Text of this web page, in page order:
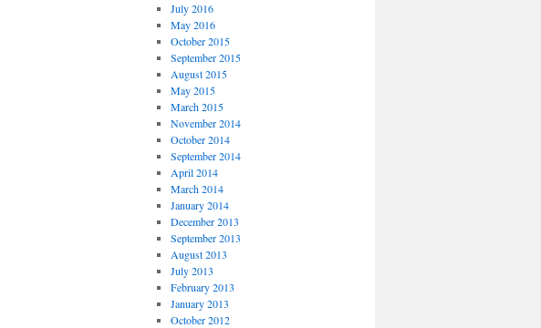
July 2016
May 2016
October 2015
September 2015
August 2015
May 2015
March 2015
November 2014
October 2014
September 2014
April 2014
March 2014
January 2014
December 2013
September 2013
August 2013
July 2013
February 2013
January 2013
October 2012